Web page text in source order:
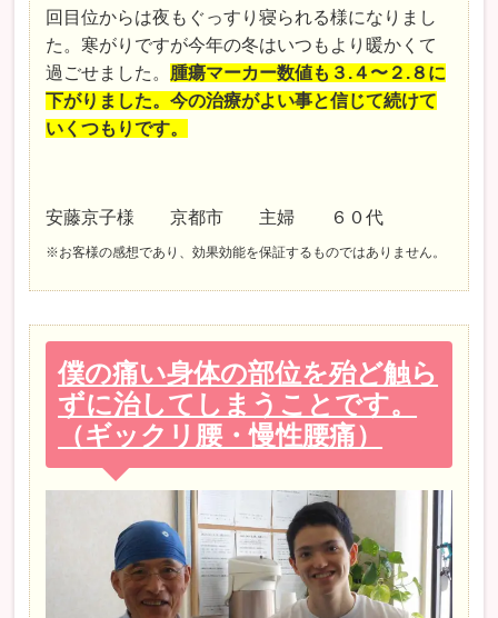
回目位からは夜もぐっすり寝られる様になりまし
た。寒がりですが今年の冬はいつもより暖かくて
過ごせました。 腫瘍マーカー数値も３.４〜２.８に
下がりました。今の治療がよい事と信じて続けて
いくつもりです。
安藤京子様 京都市 主婦 ６０代
※お客様の感想であり、効果効能を保証するものではありません。
僕の痛い身体の部位を殆ど触ら
ずに治してしまうことです。
（ギックリ腰・慢性腰痛）